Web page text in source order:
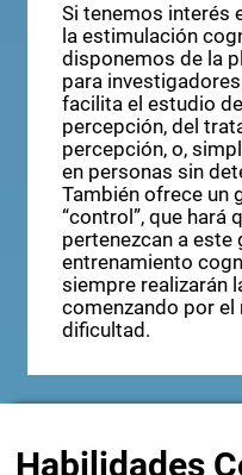
Si tenemos interés
la estimulación
disponemos de la
para
facilita el estudio
percepción, del
percepción, o,
en personas sin
También ofrece un
“control”, que hará
pertenezcan a este
entrenamiento
siempre realizarán
comenzando por el